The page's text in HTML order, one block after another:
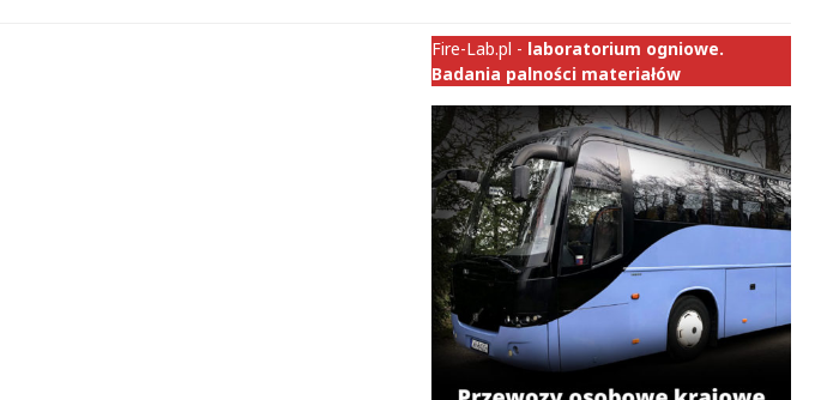
Fire-Lab.pl - laboratorium ogniowe.
Badania palności materiałów